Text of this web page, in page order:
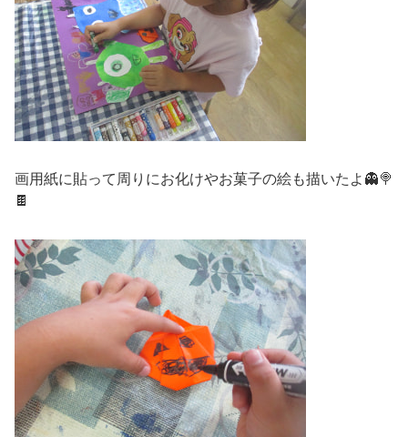
画用紙に貼って周りにお化けやお菓子の絵も描いたよ👻🍭
🍫